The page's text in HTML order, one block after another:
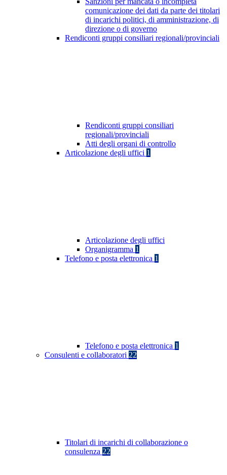
comunicazione dei dati da parte dei titolari
di incarichi politici, di amministrazione, di
direzione o di governo
Rendiconti gruppi consiliari regionali/provinciali
Rendiconti gruppi consiliari
regionali/provinciali
Atti degli organi di controllo
Articolazione degli uffici 1
Articolazione degli uffici
Organigramma 1
Telefono e posta elettronica 1
Telefono e posta elettronica 1
Consulenti e collaboratori 22
Titolari di incarichi di collaborazione o
consulenza 22